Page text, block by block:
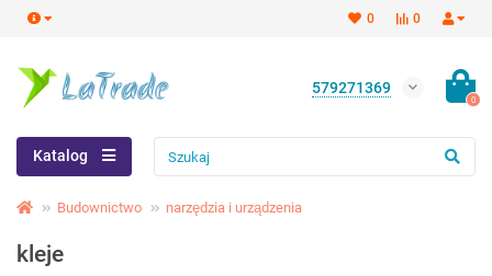
0
0
579271369
0
Katalog
Budownictwo narzędzia i urządzenia
kleje